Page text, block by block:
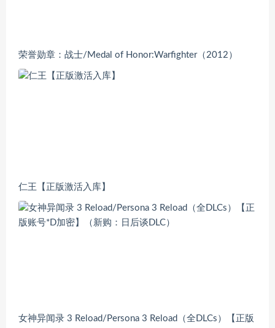
荣誉勋章：战士/Medal of Honor:Warfighter（2012）
仁王【正版激活入库】
女神异闻录 3 Reload/Persona 3 Reload（全DLCs）【正版